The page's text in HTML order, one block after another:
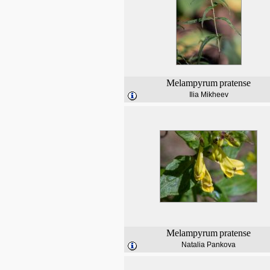
Melampyrumpratense
Ilia Mikheev
Melampyrumpratense
Natalia Pankova